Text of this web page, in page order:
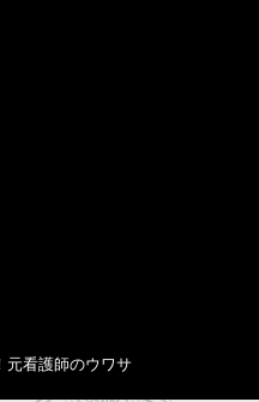
看護師のウワサ